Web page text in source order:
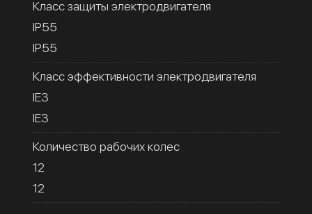
Класс защиты электродвигателя
IP55
IP55
Класс эффективности электродвигателя
IE3
IE3
Количество рабочих колес
12
12